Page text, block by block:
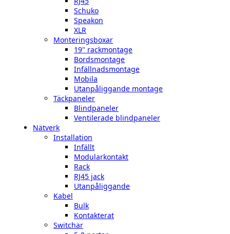
Schuko
Speakon
XLR
Monteringsboxar
19" rackmontage
Bordsmontage
Infällnadsmontage
Mobila
Utanpåliggande montage
Täckpaneler
Blindpaneler
Ventilerade blindpaneler
Nätverk
Installation
Infällt
Modularkontakt
Rack
RJ45 jack
Utanpåliggande
Kabel
Bulk
Kontakterat
Switchar